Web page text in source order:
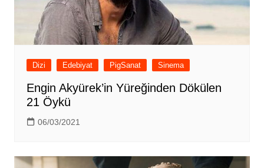
Dizi Edebiyat PigSanat Sinema
Engin Akyürek’in Yüreğinden Dökülen
21 Öykü
06/03/2021